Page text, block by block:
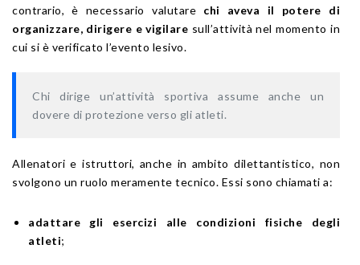
contrario, è necessario valutare chi aveva il potere di
organizzare, dirigere e vigilare sull’attività nel momento in
cui si è verificato l’evento lesivo.
Chi dirige un’attività sportiva assume anche un
dovere di protezione verso gli atleti.
Allenatori e istruttori, anche in ambito dilettantistico, non
svolgono un ruolo meramente tecnico. Essi sono chiamati a:
adattare gli esercizi alle condizioni fisiche degli
atleti;